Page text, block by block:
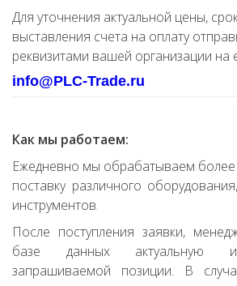
Для уточнения актуальной цены,
выставления счета на оплату
реквизитами вашей организации на
info@PLC-Trade.ru
Как мы работаем:
Ежедневно мы обрабатываем более
поставку различного
инструментов.
После поступления заявки,
базе данных актуальную
запрашиваемой позиции. В